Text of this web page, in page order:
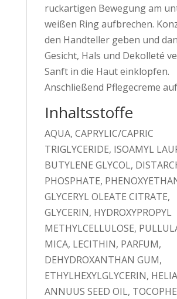
ruckartigen Bewegung am
weißen Ring aufbrechen.
den Handteller geben und
Gesicht, Hals und Dekolleté
Sanft in die Haut einklopfen.
Anschließend Pflegecreme
Inhaltsstoffe
AQUA, CAPRYLIC/CAPRIC
TRIGLYCERIDE, ISOAMYL
BUTYLENE GLYCOL,
PHOSPHATE,
GLYCERYL OLEATE CITRATE,
GLYCERIN, HYDROXYPROPYL
METHYLCELLULOSE,
MICA, LECITHIN, PARFUM,
DEHYDROXANTHAN GUM,
ETHYLHEXYLGLYCERIN,
ANNUUS SEED OIL,